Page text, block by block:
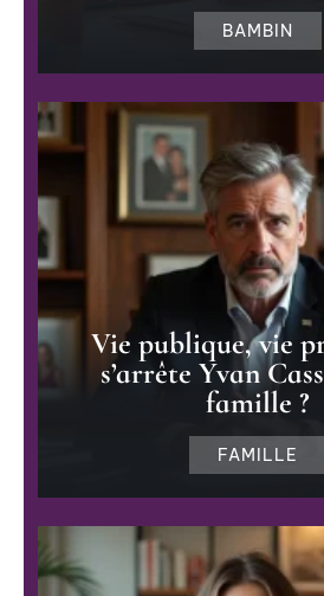
BAMBIN
Vie publique, vie
s’arrête Yvan
famille ?
FAMILLE